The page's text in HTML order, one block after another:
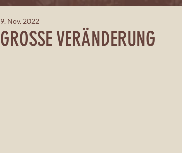
GROSSE VERÄNDERUNG
9. Nov. 2022